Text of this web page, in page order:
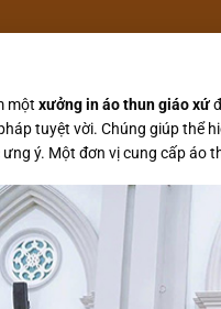
một xưởng in áo thun giáo xứ
tuyệt vời. Chúng giúp thể
ý. Một đơn vị cung cấp áo